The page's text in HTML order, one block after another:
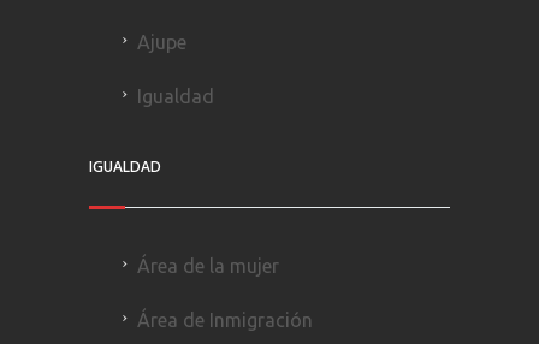
Ajupe
Igualdad
IGUALDAD
Área de la mujer
Área de Inmigración